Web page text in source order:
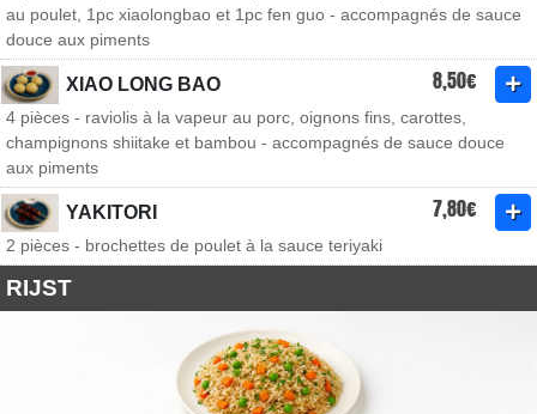
au poulet, 1pc xiaolongbao et 1pc fen guo - accompagnés de sauce
douce aux piments
XIAO LONG BAO 8,50€
4 pièces - raviolis à la vapeur au porc, oignons fins, carottes,
champignons shiitake et bambou - accompagnés de sauce douce
aux piments
YAKITORI 7,80€
2 pièces - brochettes de poulet à la sauce teriyaki
RIJST